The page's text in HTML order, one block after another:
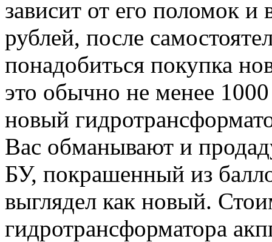
зависит от его поломок и
рублей, после
понадобиться покупка
это обычно не менее
новый
Вас обманывают и
БУ, покрашенный из
выглядел как новый.
гидротрансформатора